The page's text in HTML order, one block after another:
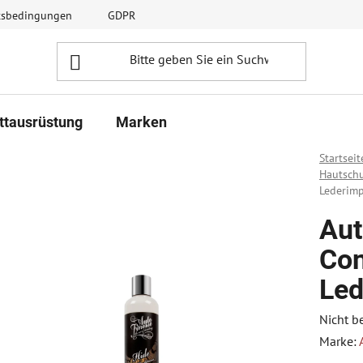
GDPR
Marken
Die
Nicht
Marke: